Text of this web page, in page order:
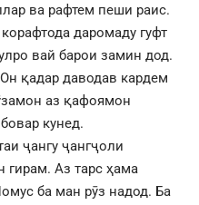
ва рафтем пеши раис.
даромаду гуфт
вай барои замин дод.
қадар даводав кардем
аз қафоямон
кунед.
ҷангу ҷангҷоли
гирам. Аз тарс ҳама
ба ман рӯз надод. Ба